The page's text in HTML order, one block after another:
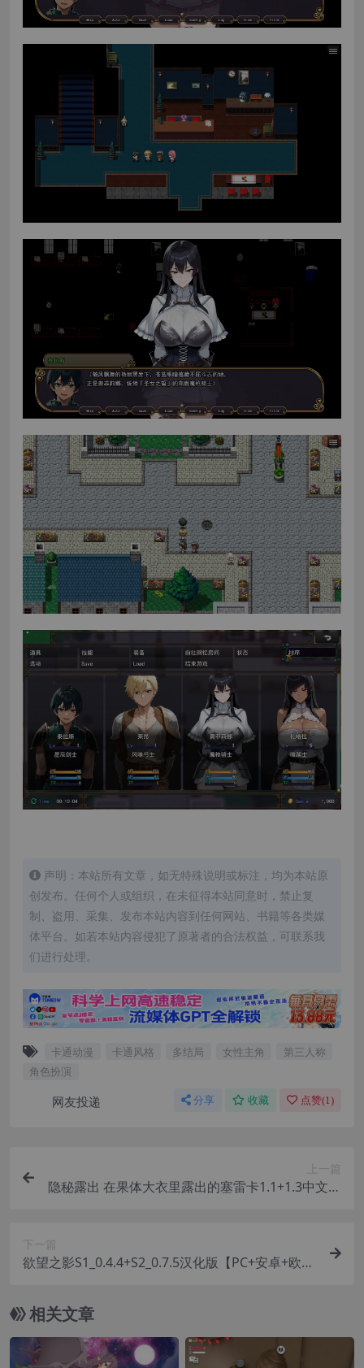
声明：本站所有文章，如无特殊说明或标注，均为本站原
创发布。任何个人或组织，在未征得本站同意时，禁止复
制、盗用、采集、发布本站内容到任何网站、书籍等各类媒
体平台。如若本站内容侵犯了原著者的合法权益，可联系我
们进行处理。
卡通动漫 卡通风格 多结局 女性主角
第三人称
角色扮演
网友投递 分享 收藏 点赞(1 )
上一篇
隐秘露出 在果体大衣里露出的塞雷卡1.1+1.3中文版
下一篇
欲望之影S1_0.4.4+S2_0.7.5汉化版【PC+安卓+欧美
相关文章